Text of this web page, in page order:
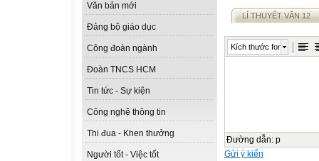
Văn bản mới
Đảng bộ giáo dục
Công đoàn ngành
Đoàn TNCS HCM
Tin tức - Sự kiện
Công nghệ thông tin
Thi đua - Khen thưởng
Người tốt - Việc tốt
LÍ THUYẾT VĂN 12
Kích thước font
Đường dẫn: p
Gửi ý kiến